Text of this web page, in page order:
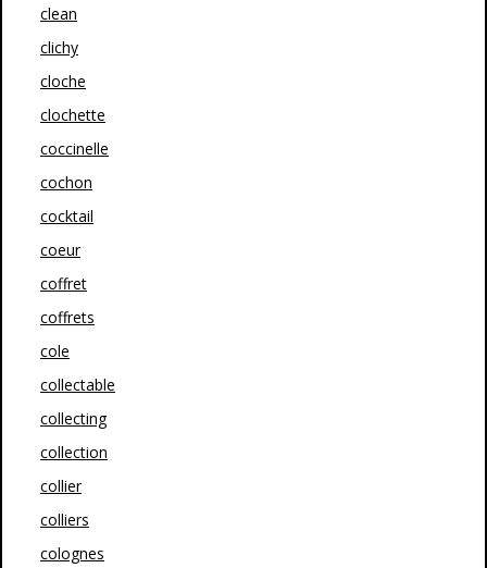
clean
clichy
cloche
clochette
coccinelle
cochon
cocktail
coeur
coffret
coffrets
cole
collectable
collecting
collection
collier
colliers
colognes